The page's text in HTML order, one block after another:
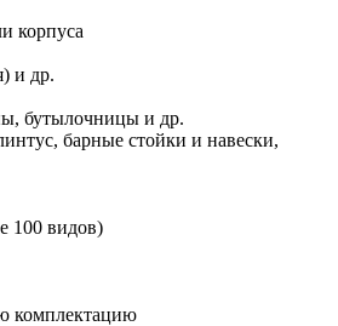
корпуса
и др.
бутылочницы и др.
барные стойки и навески,
100 видов)
комплектацию